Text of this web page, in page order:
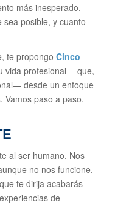
más inesperado.
posible, y cuanto
te propongo Cinco
vida profesional —que,
desde un enfoque
Vamos paso a paso.
al ser humano. Nos
no nos funcione.
te dirija acabarás
de